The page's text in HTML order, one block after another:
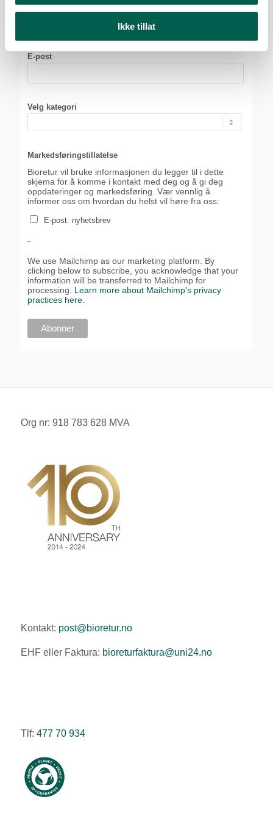
Ikke tillat
Etternavn
E-post
Velg kategori
Markedsføringstillatelse
Bioretur vil bruke informasjonen du legger til i dette
skjema for å komme i kontakt med deg og å gi deg
oppdateringer og markedsføring. Vær vennlig å
informer oss om hvordan du helst vil høre fra oss:
E-post: nyhetsbrev
¨
We use Mailchimp as our marketing platform. By
clicking below to subscribe, you acknowledge that your
information will be transferred to Mailchimp for
processing. Learn more about Mailchimp's privacy
practices here.
Org nr: 918 783 628 MVA
Kontakt: post@bioretur.no
EHF eller Faktura: bioreturfaktura@uni24.no
Tlf: 477 70 934